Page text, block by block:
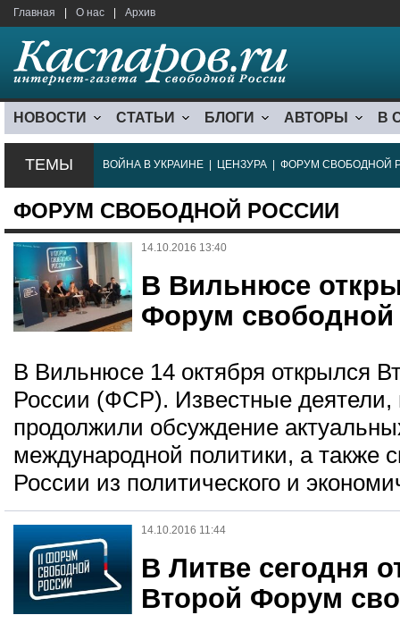
Главная О нас Архив
НОВОСТИ СТАТЬИ БЛОГИ АВТОРЫ В
ТЕМЫ ВОЙНА В УКРАИНЕ ЦЕНЗУРА ФОРУМ СВОБОДНОЙ
ФОРУМ СВОБОДНОЙ РОССИИ
14.10.2016 13:40
В Вильнюсе
Форум свободной
В Вильнюсе 14 октября открылся
России (ФСР). Известные деятели,
продолжили обсуждение
международной политики, а также
России из политического и
14.10.2016 11:44
В Литве сегодня
Второй Форум